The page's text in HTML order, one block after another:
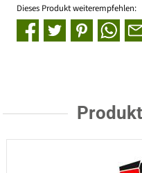
Dieses Produkt weiterempfehlen: